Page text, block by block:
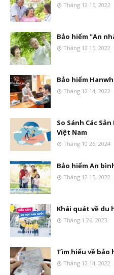
Tháng 12 15, 2022
Bảo hiểm "An
Tháng 12 15, 2022
Bảo hiểm
Tháng 12 14, 2022
So Sánh Các
Việt Nam
Tháng 10 26, 2024
Bảo hiểm An
Tháng 12 15, 2022
Khái quát về du
Tháng 1 26, 2023
Tìm hiểu về bảo
Tháng 12 14, 2022